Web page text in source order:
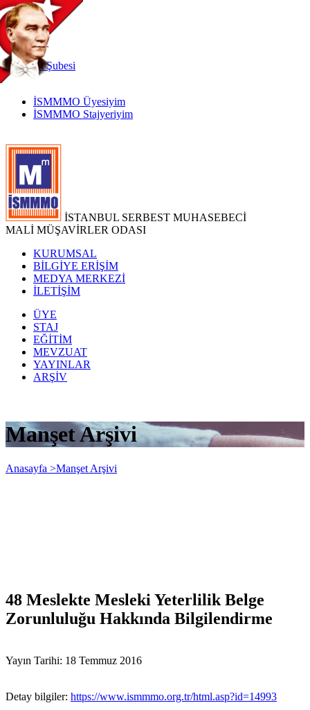
TR
|
EN
İnternetŞubesi
İSMMMO Üyesiyim
İSMMMO Stajyeriyim
İSTANBUL SERBEST MUHASEBECİ
MALİ MÜŞAVİRLER ODASI
KURUMSAL
BİLGİYE ERİŞİM
MEDYA MERKEZİ
İLETİŞİM
ÜYE
STAJ
EĞİTİM
MEVZUAT
YAYINLAR
ARŞİV
Manşet Arşivi
Anasayfa >Manşet Arşivi
48 Meslekte Mesleki Yeterlilik Belge
Zorunluluğu Hakkında Bilgilendirme
Yayın Tarihi: 18 Temmuz 2016
Detay bilgiler: https://www.ismmmo.org.tr/html.asp?id=14993